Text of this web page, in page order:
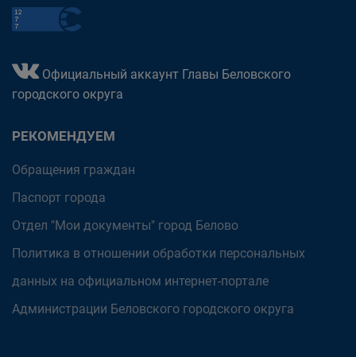
Официальный аккаунт Главы Беловского
городского округа
РЕКОМЕНДУЕМ
Обращения граждан
Паспорт города
Отдел "Мои документы" город Белово
Политика в отношении обработки персональных
данных на официальном интернет-портале
Администрации Беловского городского округа